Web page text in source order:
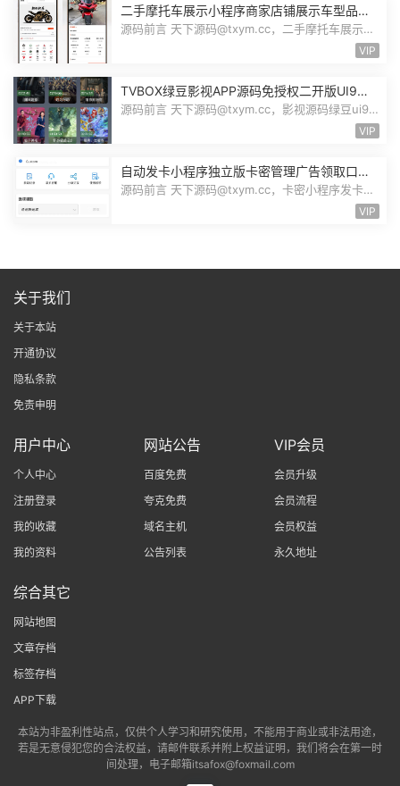
二手摩托车展示小程序商家店铺展示车型品牌
管理摩托车信息发布用户交互联系源码
源码前言 天下源码@txym.cc，二手摩托车展示小
VIP
TVBOX绿豆影视APP源码免授权二开版UI9影
视排行榜TV端手机端完整版源码追剧影视
源码前言 天下源码@txym.cc，影视源码绿豆ui9
VIP
自动发卡小程序独立版卡密管理广告领取口令
领取裂变扩展流量主小程序Custom
源码前言 天下源码@txym.cc，卡密小程序发卡小
VIP
关于我们
关于本站
开通协议
隐私条款
免责申明
用户中心
个人中心
注册登录
我的收藏
我的资料
网站公告
百度免费
夸克免费
域名主机
公告列表
VIP会员
会员升级
会员流程
会员权益
永久地址
综合其它
网站地图
文章存档
标签存档
APP下载
本站为非盈利性站点，仅供个人学习和研究使用，不能用于商业或非法用途，
若是无意侵犯您的合法权益，请邮件联系并附上权益证明，我们将会在第一时
间处理，电子邮箱itsafox@foxmail.com